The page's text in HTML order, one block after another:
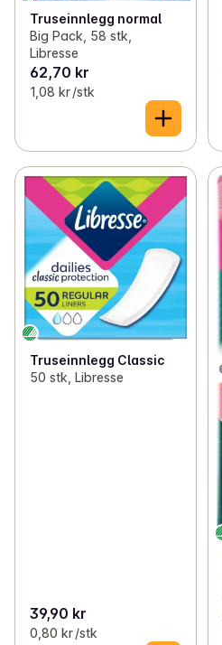
Truseinnlegg normal
Big Pack, 58 stk,
Libresse
62,70 kr
1,08 kr /stk
Truseinnlegg Classic
50 stk, Libresse
39,90 kr
0,80 kr /stk